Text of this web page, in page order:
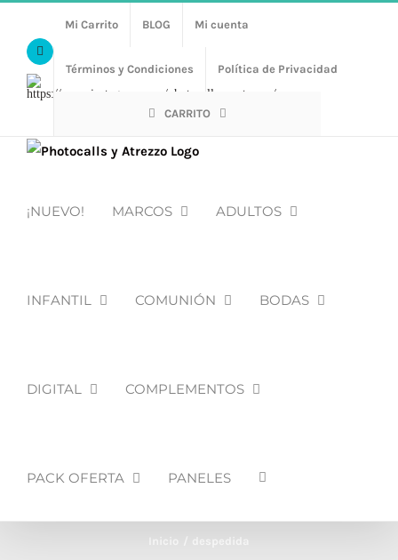
contenidoFacebook
Https://www.instagram.com/photocalls_y_atrezzo/
Mi Carrito BLOG Mi cuenta
Términos y Condiciones Política de Privacidad
CARRITO
¡NUEVO! MARCOS ADULTOS
INFANTIL COMUNIÓN BODAS
DIGITAL COMPLEMENTOS
PACK OFERTA PANELES
Inicio despedida